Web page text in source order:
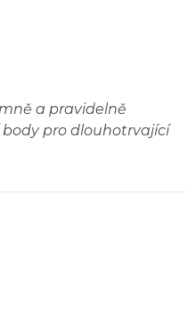
a pravidelně
pro dlouhotrvající